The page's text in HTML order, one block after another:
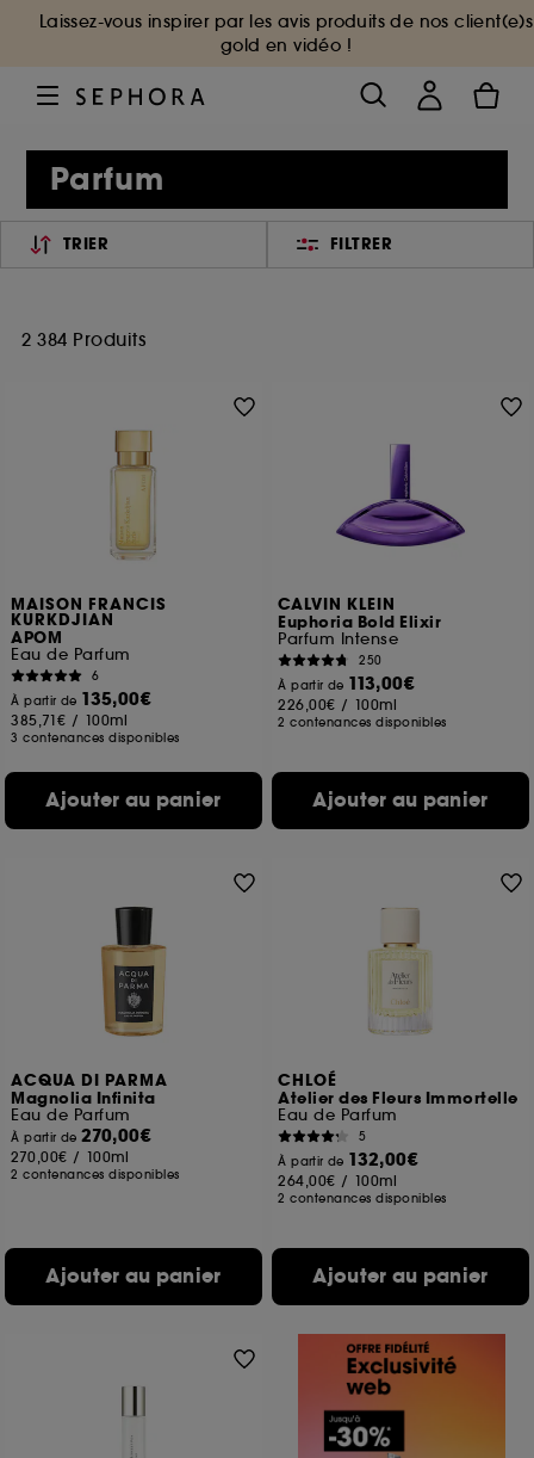
Laissez-vous inspirer par les avis produits de nos client(e)s
gold en vidéo !
Parfum
TRIER FILTRER
2 384 Produits
MAISON FRANCIS
KURKDJIAN
APOM
Eau de Parfum
6
À partir de 135,00€
385,71€ / 100ml
3 contenances disponibles
Ajouter au panier
CALVIN KLEIN
Euphoria Bold Elixir
Parfum Intense
250
À partir de 113,00€
226,00€ / 100ml
2 contenances disponibles
Ajouter au panier
ACQUA DI PARMA
Magnolia Infinita
Eau de Parfum
À partir de270,00€
270,00€ / 100ml
2 contenances disponibles
Ajouter au panier
CHLOÉ
Atelier des Fleurs Immortelle
Eau de Parfum
5
À partir de 132,00€
264,00€ / 100ml
2 contenances disponibles
Ajouter au panier